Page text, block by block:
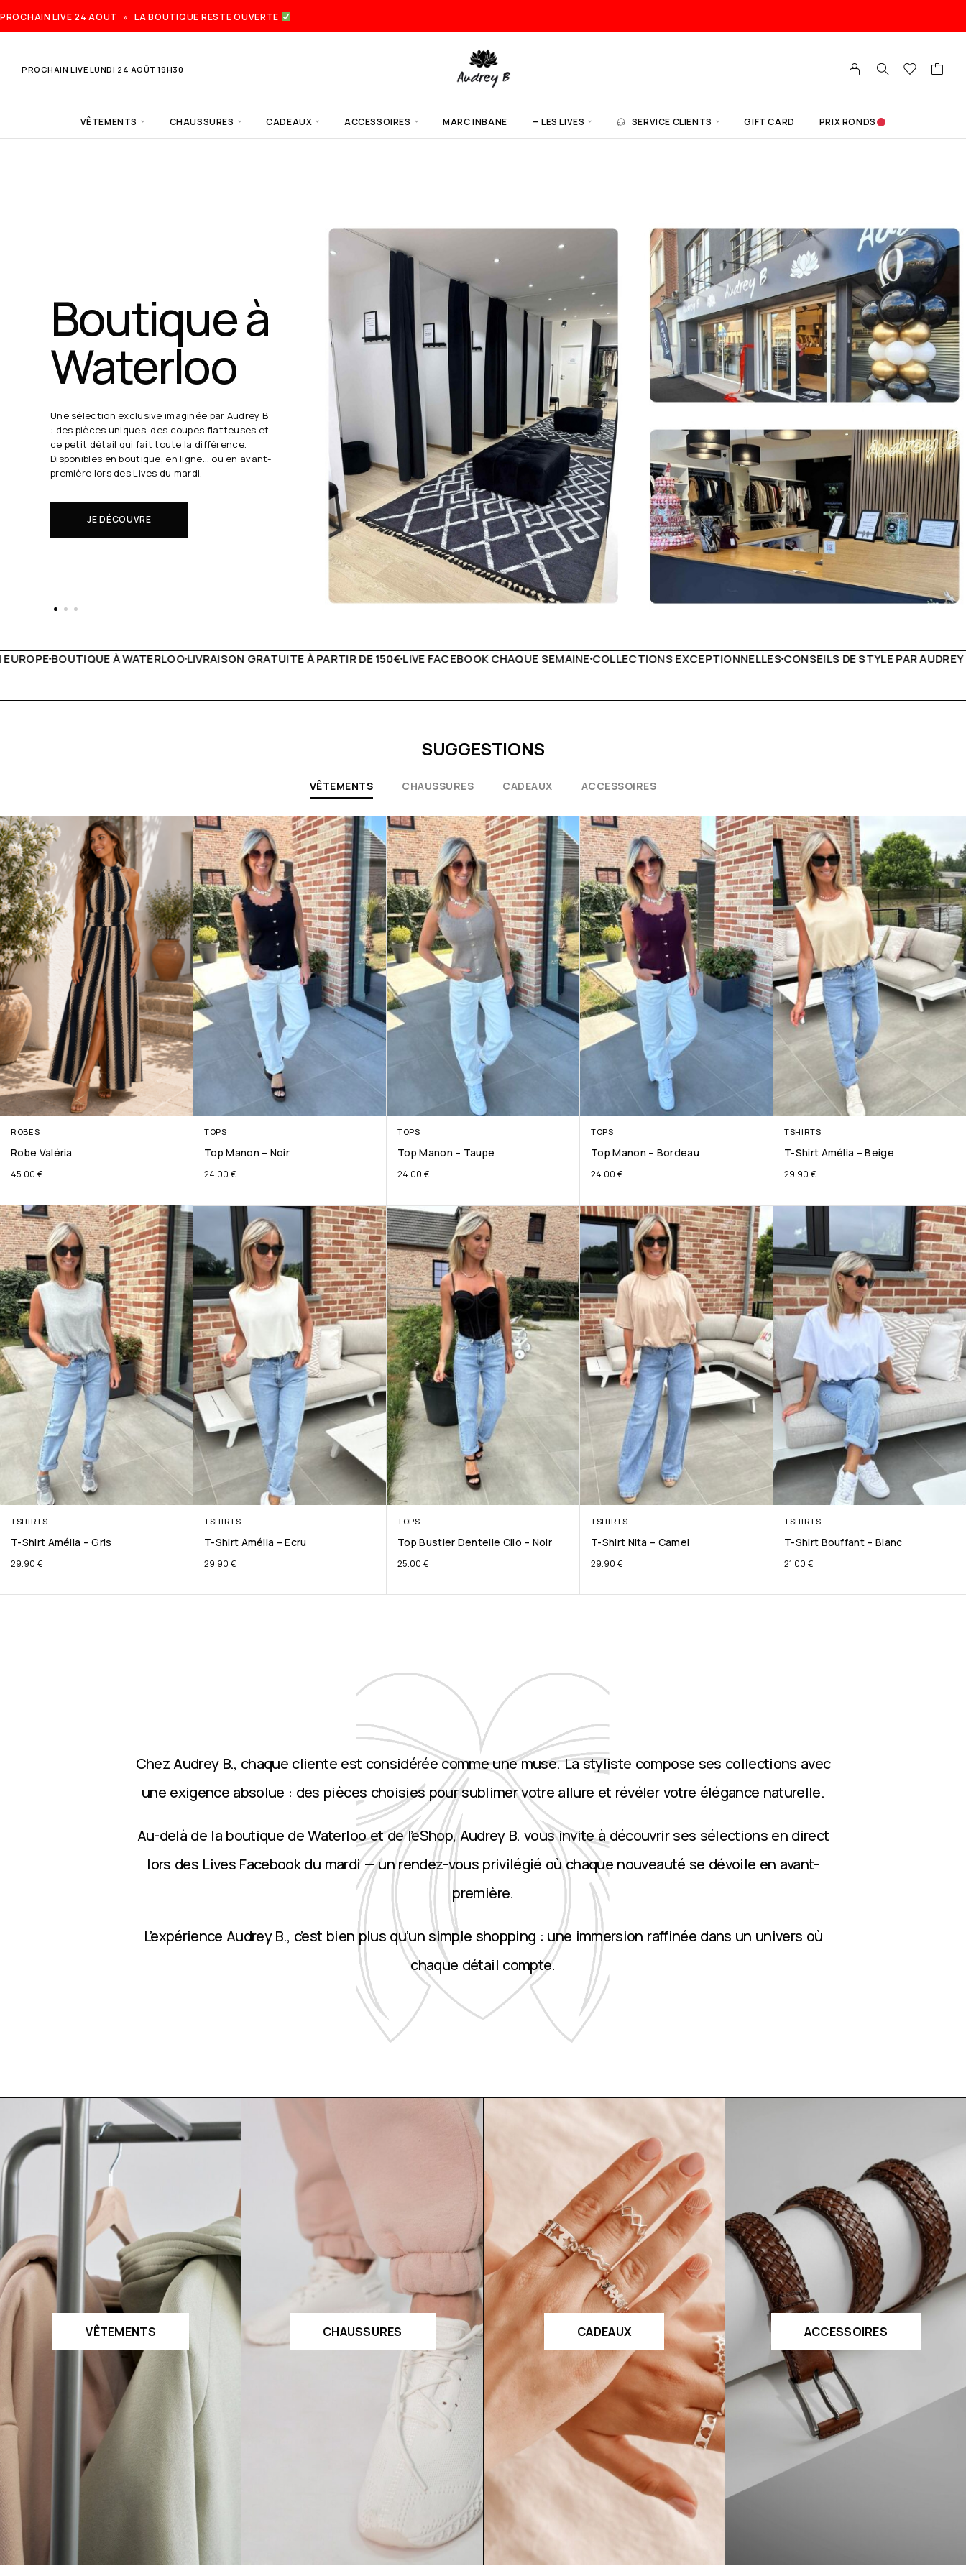
PROCHAIN LIVE 24 AOUT » LA BOUTIQUE RESTE OUVERTE
PROCHAIN LIVE LUNDI 24 AOÛT 19H30
VÊTEMENTS CHAUSSURES CADEAUX ACCESSOIRES MARC INBANE — LES LIVES SERVICE CLIENTS GIFT CARD PRIX RONDS
live lundi
24 août
19h30
Chaque semaine, Audrey B. dévoile ses coups
de cœur en direct.
GRATUITE À PARTIR DE 150€LIVE FACEBOOK CHAQUE SEMAINECOLLECTIONS EXCEPTIONNELLESCONSEILS DE STYLE PAR AUDREY B LIVRAISON PARTOUT EN
SUGGESTIONS
VÊTEMENTS CHAUSSURES CADEAUX ACCESSOIRES
ROBES
Robe Valéria
45.00 €
TOPS
Top Manon – Noir
24.00 €
TOPS
Top Manon – Taupe
24.00 €
TOPS
Top Manon – Bordeau
24.00 €
TSHIRTS
T-Shirt Amélia – Beige
29.90 €
TSHIRTS
T-Shirt Amélia – Gris
29.90 €
TSHIRTS
T-Shirt Amélia – Ecru
29.90 €
TOPS
Top Bustier Dentelle Clio – Noir
25.00 €
TSHIRTS
T-Shirt Nita – Camel
29.90 €
TSHIRTS
T-Shirt Bouffant – Blanc
21.00 €
Chez Audrey B., chaque cliente est considérée comme une muse. La styliste compose ses collections avec
une exigence absolue : des pièces choisies pour sublimer votre allure et révéler votre élégance naturelle.
Au-delà de la boutique de Waterloo et de l’eShop, Audrey B. vous invite à découvrir ses sélections en direct
lors des Lives Facebook du mardi — un rendez-vous privilégié où chaque nouveauté se dévoile en avant-
première.
L’expérience Audrey B., c’est bien plus qu’un simple shopping : une immersion raffinée dans un univers où
chaque détail compte.
VÊTEMENTS CHAUSSURES CADEAUX ACCESSOIRES